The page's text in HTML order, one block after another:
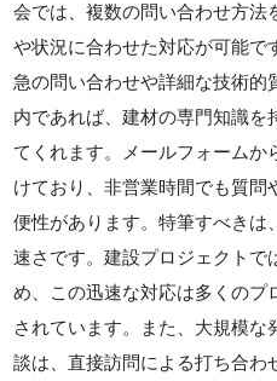
会では、複数の問い合わせ方法
や状況に合わせた対応が可能で
急の問い合わせや詳細な技術的
内であれば、建材の専門知識を
てくれます。メールフォームか
けており、非営業時間でも質問
便性があります。特筆すべきは
速さです。建設プロジェクトで
め、この迅速な対応は多くのプ
されています。また、大規模
談は、直接訪問による打ち合わ